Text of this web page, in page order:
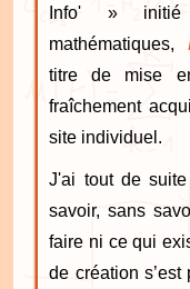
Info' » initié
mathématiques,
titre de mise
fraîchement
site individuel.
J'ai tout de
savoir, sans
faire ni ce qui
de création